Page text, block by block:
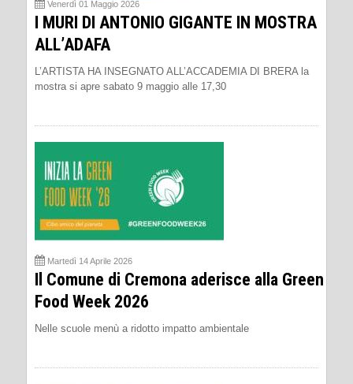
Venerdì 01 Maggio 2026
I MURI DI ANTONIO GIGANTE IN MOSTRA
ALL’ADAFA
L’ARTISTA HA INSEGNATO ALL’ACCADEMIA DI BRERA la
mostra si apre sabato 9 maggio alle 17,30
Martedì 14 Aprile 2026
Il Comune di Cremona aderisce alla Green
Food Week 2026
Nelle scuole menù a ridotto impatto ambientale